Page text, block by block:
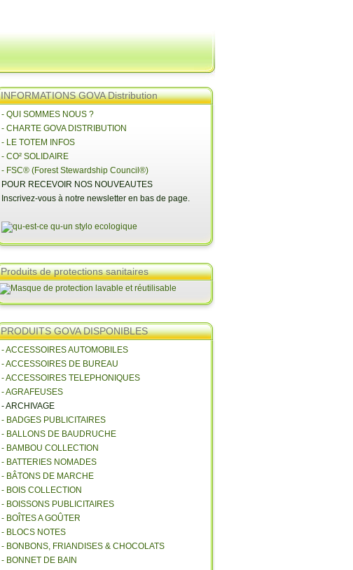
INFORMATIONS GOVA Distribution
- QUI SOMMES NOUS ?
- CHARTE GOVA DISTRIBUTION
- LE TOTEM INFOS
- CO² SOLIDAIRE
- FSC® (Forest Stewardship Council®)
POUR RECEVOIR NOS NOUVEAUTES
Inscrivez-vous à notre newsletter en bas de page.
Produits de protections sanitaires
PRODUITS GOVA DISPONIBLES
- ACCESSOIRES AUTOMOBILES
- ACCESSOIRES DE BUREAU
- ACCESSOIRES TELEPHONIQUES
- AGRAFEUSES
- ARCHIVAGE
- BADGES PUBLICITAIRES
- BALLONS DE BAUDRUCHE
- BAMBOU COLLECTION
- BATTERIES NOMADES
- BÂTONS DE MARCHE
- BOIS COLLECTION
- BOISSONS PUBLICITAIRES
- BOÎTES A GOÛTER
- BLOCS NOTES
- BONBONS, FRIANDISES & CHOCOLATS
- BONNET DE BAIN